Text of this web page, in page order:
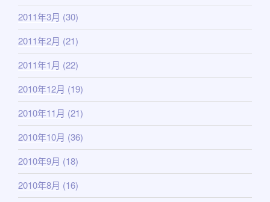
2011年3月 (30)
2011年2月 (21)
2011年1月 (22)
2010年12月 (19)
2010年11月 (21)
2010年10月 (36)
2010年9月 (18)
2010年8月 (16)